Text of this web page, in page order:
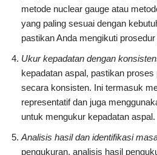
metode nuclear gauge atau
yang paling sesuai dengan
pastikan Anda mengikuti
Ukur kepadatan dengan
kepadatan aspal, pastikan
secara konsisten. Ini termasuk
representatif dan juga
untuk mengukur kepadatan aspal.
Analisis hasil dan identifikasi
pengukuran, analisis hasil